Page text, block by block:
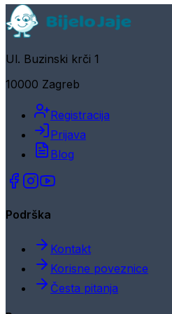
Ul. Buzinski krči 1
10000 Zagreb
Registracija
Prijava
Blog
Podrška
Kontakt
Korisne poveznice
Česta pitanja